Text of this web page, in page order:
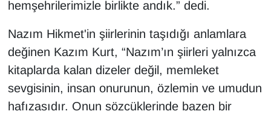
hemşehrilerimizle birlikte andık.” dedi.
Nazım Hikmet'in şiirlerinin taşıdığı anlamlara
değinen Kazım Kurt, “Nazım’ın şiirleri yalnızca
kitaplarda kalan dizeler değil, memleket
sevgisinin, insan onurunun, özlemin ve umudun
hafızasıdır. Onun sözcüklerinde bazen bir